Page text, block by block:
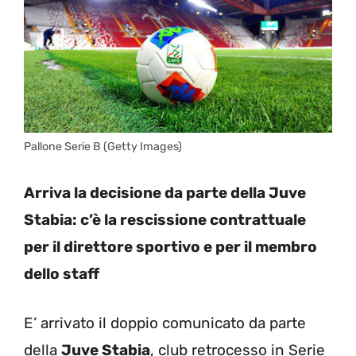
Pallone Serie B (Getty Images)
Arriva la decisione da parte della Juve
Stabia: c’è la rescissione contrattuale
per il direttore sportivo e per il membro
dello staff
E’ arrivato il doppio comunicato da parte
della Juve Stabia, club retrocesso in Serie